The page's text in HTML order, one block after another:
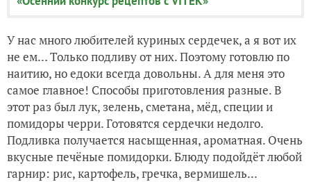
У нас много любителей куриных сердечек, а я вот их
не ем… Только подливу от них. Поэтому готовлю по
наитию, но едоки всегда довольны. А для меня это
самое главное! Способы приготовления разные. В
этот раз был лук, зелень, сметана, мёд, специи и
помидоры черри. Готовятся сердечки недолго.
Подливка получается насыщенная, ароматная. Очень
вкусные печёные помидорки. Блюду подойдёт любой
гарнир: рис, картофель, гречка, вермишель...